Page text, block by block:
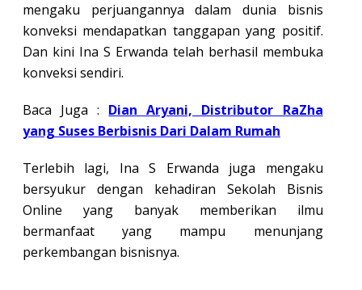
mengaku perjuangannya dalam dunia bisnis
konveksi mendapatkan tanggapan yang positif.
Dan kini Ina S Erwanda telah berhasil membuka
konveksi sendiri.
Baca Juga : Dian Aryani, Distributor RaZha
yang Suses Berbisnis Dari Dalam Rumah
Terlebih lagi, Ina S Erwanda juga mengaku
bersyukur dengan kehadiran Sekolah Bisnis
Online yang banyak memberikan ilmu
bermanfaat yang mampu menunjang
perkembangan bisnisnya.